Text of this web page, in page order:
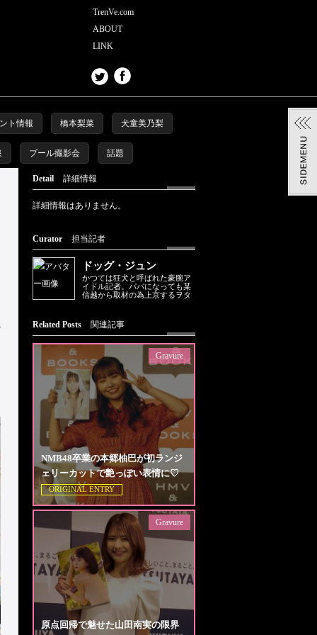
TrenVe.com
ABOUT
LINK
ト情報 橋本梨菜 犬童美乃梨
プール撮影会 話題
Detail 詳細情報
詳細情報はありません。
Curator 担当記者
ドッグ・ジュン
かつては狂犬と呼ばれた豪腕ア
イドル記者。パパになっても某
信越から取材の為上京するヲタ
Related Posts 関連記事
NMB48卒業の本郷柚巴が初ランジ
ェリーカットで艶っぽい表情に♡
ORIGINAL ENTRY
Gravure
原点回帰で魅せた山田南実の限界
Gravure